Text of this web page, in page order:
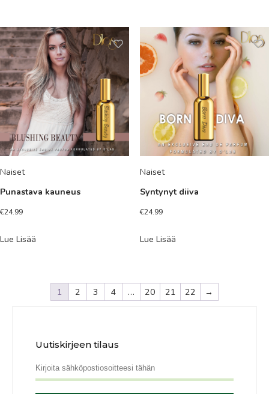
Naiset
Punastava kauneus
€24.99
Lue Lisää
Naiset
Syntynyt diiva
€24.99
Lue Lisää
1 2 3 4 … 20 21 22 →
Uutiskirjeen tilaus